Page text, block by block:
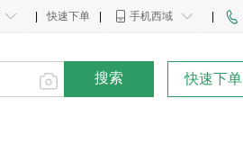
手机西域
快速下单
搜索 快速下单